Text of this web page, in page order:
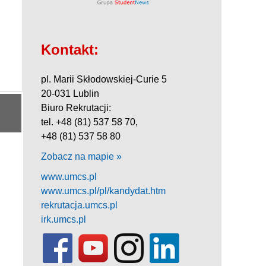
Kontakt:
pl. Marii Skłodowskiej-Curie 5
20-031 Lublin
Biuro Rekrutacji:
tel. +48 (81) 537 58 70,
+48 (81) 537 58 80
Zobacz na mapie »
www.umcs.pl
www.umcs.pl/pl/kandydat.htm
rekrutacja.umcs.pl
irk.umcs.pl